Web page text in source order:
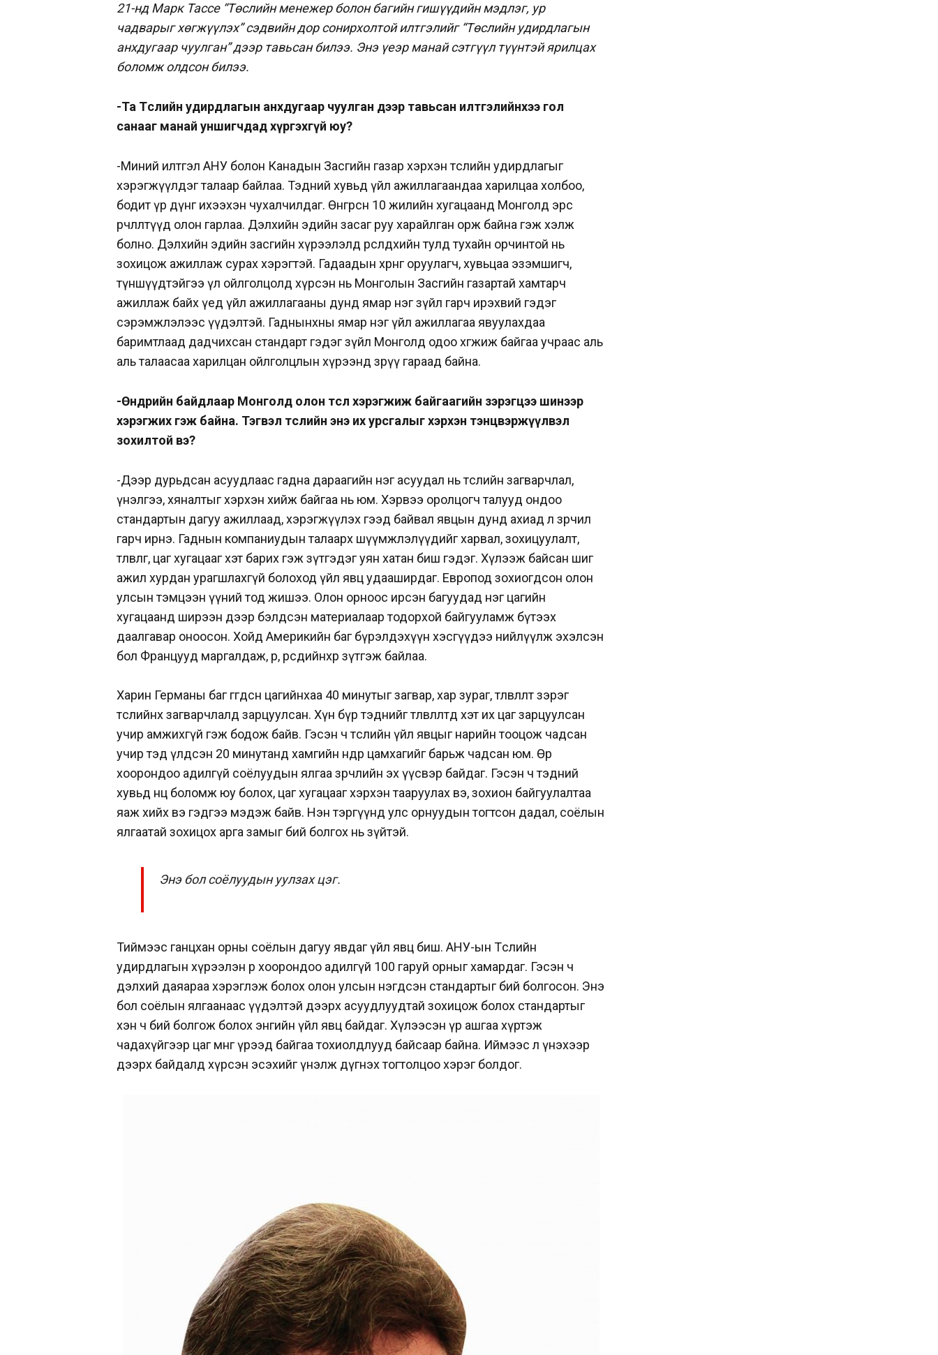
21-нд Марк Тассе “Төслийн менежер болон багийн гишүүдийн мэдлэг, ур
чадварыг хөгжүүлэх” сэдвийн дор сонирхолтой илтгэлийг “Төслийн удирдлагын
анхдугаар чуулган” дээр тавьсан билээ. Энэ үеэр манай сэтгүүл түүнтэй ярилцах
боломж олдсон билээ.
-Та Төслийн удирдлагын анхдугаар чуулган дээр тавьсан илтгэлийнхээ гол
санааг манай уншигчдад хүргэхгүй юу?
-Миний илтгэл АНУ болон Канадын Засгийн газар хэрхэн төслийн удирдлагыг
хэрэгжүүлдэг талаар байлаа. Тэдний хувьд үйл ажиллагаандаа харилцаа холбоо,
бодит үр дүнг ихээхэн чухалчилдаг. Өнгөрсөн 10 жилийн хугацаанд Монголд эрс
өөрчлөлтүүд олон гарлаа. Дэлхийн эдийн засаг руу харайлган орж байна гэж хэлж
болно. Дэлхийн эдийн засгийн хүрээлэлд өрсөлдөхийн тулд тухайн орчинтой нь
зохицож ажиллаж сурах хэрэгтэй. Гадаадын хөрөнгө оруулагч, хувьцаа эзэмшигч,
түншүүдтэйгээ үл ойлголцолд хүрсэн нь Монголын Засгийн газартай хамтарч
ажиллаж байх үед үйл ажиллагааны дунд ямар нэг зүйл гарч ирэхвий гэдэг
сэрэмжлэлээс үүдэлтэй. Гаднынхны ямар нэг үйл ажиллагаа явуулахдаа
баримтлаад дадчихсан стандарт гэдэг зүйл Монголд одоо хөгжиж байгаа учраас аль
аль талаасаа харилцан ойлголцлын хүрээнд зөрүү гараад байна.
-Өнөөдрийн байдлаар Монголд олон төсөл хэрэгжиж байгаагийн зэрэгцээ шинээр
хэрэгжих гэж байна. Тэгвэл төслийн энэ их урсгалыг хэрхэн тэнцвэржүүлвэл
зохилтой вэ?
-Дээр дурьдсан асуудлаас гадна дараагийн нэг асуудал нь төслийн загварчлал,
үнэлгээ, хяналтыг хэрхэн хийж байгаа нь юм. Хэрвээ оролцогч талууд ондоо
стандартын дагуу ажиллаад, хэрэгжүүлэх гээд байвал явцын дунд ахиад л зөрчил
гарч ирнэ. Гаднын компаниудын талаарх шүүмжлэлүүдийг харвал, зохицуулалт,
төлөвлөгөө, цаг хугацааг хэт барих гэж зүтгэдэг уян хатан биш гэдэг. Хүлээж байсан шиг
ажил хурдан урагшлахгүй болоход үйл явц удааширдаг. Европод зохиогдсон олон
улсын тэмцээн үүний тод жишээ. Олон орноос ирсэн багуудад нэг цагийн
хугацаанд ширээн дээр бэлдсэн материалаар тодорхой байгууламж бүтээх
даалгавар оноосон. Хойд Америкийн баг бүрэлдэхүүн хэсгүүдээ нийлүүлж эхэлсэн
бол Францууд маргалдаж, өөр, өөрсдийнхөөрөө зүтгэж байлаа.
Харин Германы баг өгөгдсөн цагийнхаа 40 минутыг загвар, хар зураг, төлөвлөлт зэрэг
төслийнхөө загварчлалд зарцуулсан. Хүн бүр тэднийг төлөвлөлтөд хэт их цаг зарцуулсан
учир амжихгүй гэж бодож байв. Гэсэн ч төслийн үйл явцыг нарийн тооцож чадсан
учир тэд үлдсэн 20 минутанд хамгийн өндөр цамхагийг барьж чадсан юм. Өөр
хоорондоо адилгүй соёлуудын ялгаа зөрчлийн эх үүсвэр байдаг. Гэсэн ч тэдний
хувьд нөөц боломж юу болох, цаг хугацааг хэрхэн тааруулах вэ, зохион байгуулалтаа
яаж хийх вэ гэдгээ мэдэж байв. Нэн тэргүүнд улс орнуудын тогтсон дадал, соёлын
ялгаатай зохицох арга замыг бий болгох нь зүйтэй.
Энэ бол соёлуудын уулзах цэг.
Тиймээс ганцхан орны соёлын дагуу явдаг үйл явц биш. АНУ-ын Төслийн
удирдлагын хүрээлэн өөр хоорондоо адилгүй 100 гаруй орныг хамардаг. Гэсэн ч
дэлхий даяараа хэрэглэж болох олон улсын нэгдсэн стандартыг бий болгосон. Энэ
бол соёлын ялгаанаас үүдэлтэй дээрх асуудлуудтай зохицож болох стандартыг
хэн ч бий болгож болох энгийн үйл явц байдаг. Хүлээсэн үр ашгаа хүртэж
чадахүйгээр цаг мөнгөө үрээд байгаа тохиолдлууд байсаар байна. Иймээс л үнэхээр
дээрх байдалд хүрсэн эсэхийг үнэлж дүгнэх тогтолцоо хэрэг болдог.